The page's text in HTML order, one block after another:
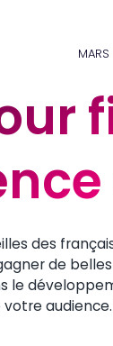
MARS
des
de
le